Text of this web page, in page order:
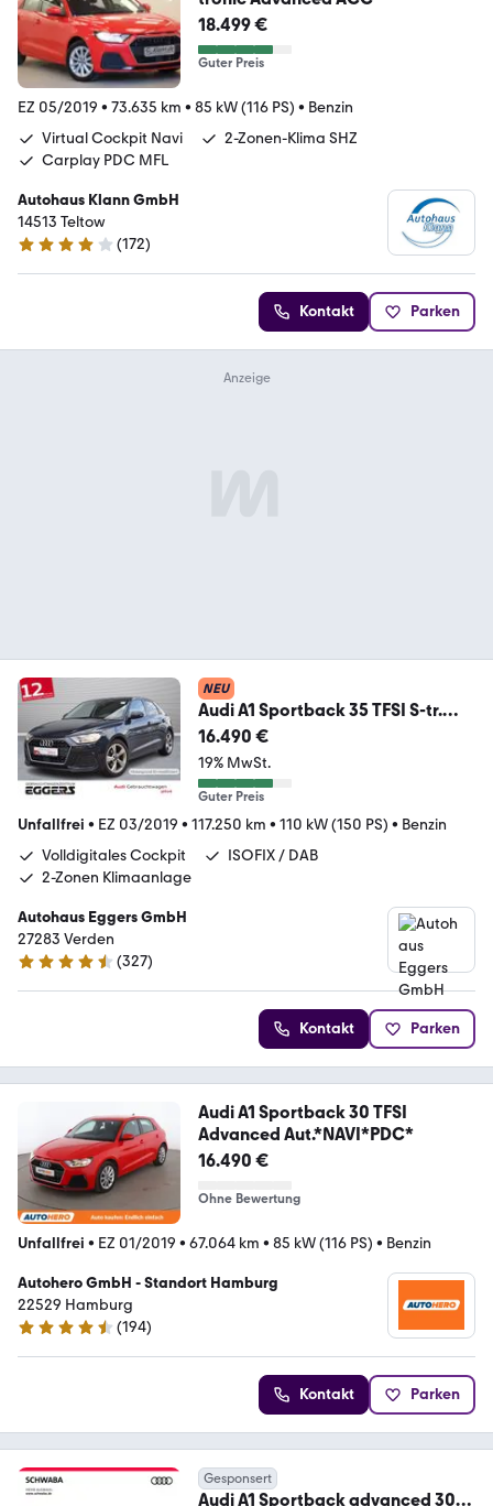
18.499 €
Guter Preis
EZ 05/2019 • 73.635 km • 85 kW (116 PS) • Benzin
Virtual Cockpit Navi
2-Zonen-Klima SHZ
Carplay PDC MFL
Autohaus Klann GmbH
14513 Teltow
4 Sterne
(172)
Kontakt Parken
NEU
Audi A1 Sportback 35 TFSI S-tr.
*Advanced*PDC*Sitzhzg
16.490 €
19% MwSt.
Guter Preis
Unfallfrei • EZ 03/2019 • 117.250 km • 110 kW (150 PS) • Benzin
Volldigitales Cockpit
ISOFIX / DAB
2-Zonen Klimaanlage
Autohaus Eggers GmbH
27283 Verden
4.4 Sterne
(327)
Kontakt Parken
Audi A1 Sportback 30 TFSI
Advanced Aut.*NAVI*PDC*
16.490 €
Ohne Bewertung
Unfallfrei • EZ 01/2019 • 67.064 km • 85 kW (116 PS) • Benzin
Autohero GmbH - Standort Hamburg
22529 Hamburg
4.6 Sterne
(194)
Kontakt Parken
Gesponsert
Audi A1 Sportback advanced 30